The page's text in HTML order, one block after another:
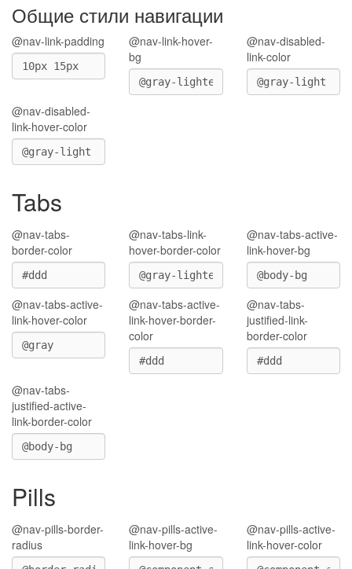
Общие стили навигации
@nav-link-padding
@nav-link-hover-
bg
@nav-disabled-
link-color
@nav-disabled-
link-hover-color
Tabs
@nav-tabs-
border-color
@nav-tabs-link-
hover-border-color
@nav-tabs-active-
link-hover-bg
@nav-tabs-active-
link-hover-color
@nav-tabs-active-
link-hover-border-
color
@nav-tabs-
justified-link-
border-color
@nav-tabs-
justified-active-
link-border-color
Pills
@nav-pills-border-
radius
@nav-pills-active-
link-hover-bg
@nav-pills-active-
link-hover-color